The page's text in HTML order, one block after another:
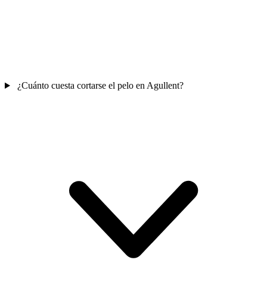
¿Cuánto cuesta cortarse el pelo en Agullent?